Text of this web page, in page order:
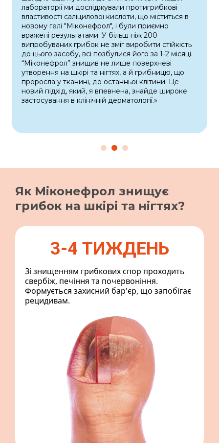
лабораторії ми досліджували протигрибкові
властивості саліцилової кислоти, що міститься в
новому гелі "Мiконефрол", і були приємно
вражені результатами. У більш ніж 200
випробуваних грибок не зміг виробити стійкість
до цього засобу, всі позбулися його за 1-2 місяці.
“Мiконефрол” знищив не лише поверхневі
утворення на шкірі та нігтях, а й грибницю, що
проросла у тканині, до останньої клітини. Це
новий підхід, який, я впевнена, знайде широке
застосування в клінічній дерматології.»
Як Мiконефрол знищує
грибок на шкірі та нігтях?
3-4 ТИЖДЕНЬ
Зі знищенням грибкових спор проходить
свербіж, печіння та почервоніння.
Формується захисний бар'єр, що запобігає
рецидивам.